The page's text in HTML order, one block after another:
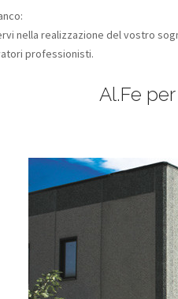
nella realizzazione del vostro
professionisti.
Al.Fe